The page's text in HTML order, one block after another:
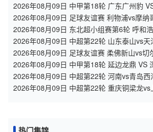
2026年08月09日 中甲第18轮 广东广州豹
像
2026年08月09日 足球友谊赛 利物浦vs摩纳
2026年08月09日 东北超小组赛第6轮 呼和
场录像
2026年08月09日 中超第22轮 山东泰山vs天
2026年08月09日 足球友谊赛 柔佛新山vs切
2026年08月09日 中甲第18轮 延边龙鼎 VS
像
2026年08月09日 中超第22轮 河南vs青岛西
2026年08月09日 中超第22轮 重庆铜梁龙vs